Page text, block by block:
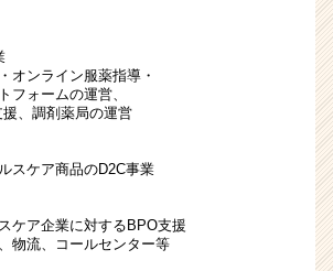
チ
ャ
長
業
か
オンライン服薬指導・
ォームの運営、
、調剤薬局の運営
スケア商品のD2C事業
ケア企業に対するBPO支援
物流、コールセンター等